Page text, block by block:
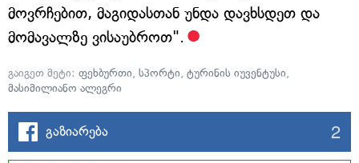
მოვრჩებით, მაგიდასთან უნდა დავხსდეთ და
მომავალზე ვისაუბროთ".
გაიგეთ მეტი: ფეხბურთი, სპორტი, ტურინის იუვენტუსი,
მასიმილიანო ალეგრი
გაზიარება 2